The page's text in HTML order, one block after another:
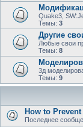
Quake3,
Темы: 3
Другие
Любые свои
Темы: 8
3д
Темы: 9
How to
Последнее